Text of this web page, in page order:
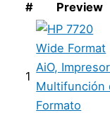
# Preview
1